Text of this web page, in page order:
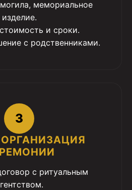
мемориальное
изделие.
и сроки.
с родственниками.
3
с ритуальным